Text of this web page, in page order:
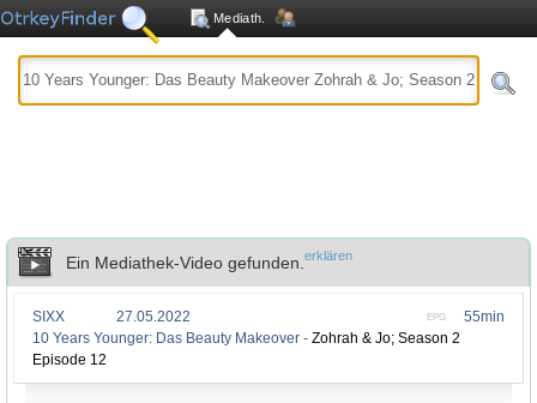
Mediath.
Ein Mediathek-Video gefunden. erklären
55min
EPG
SIXX
27.05.2022
10 Years Younger: Das Beauty Makeover - Zohrah & Jo; Season 2
Episode 12